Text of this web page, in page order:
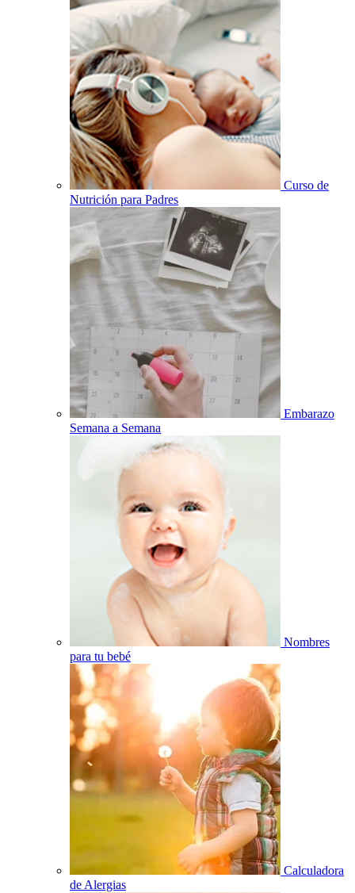
Curso de
Nutrición para Padres
Embarazo
Semana a Semana
Nombres
para tu bebé
Calculadora
de Alergias